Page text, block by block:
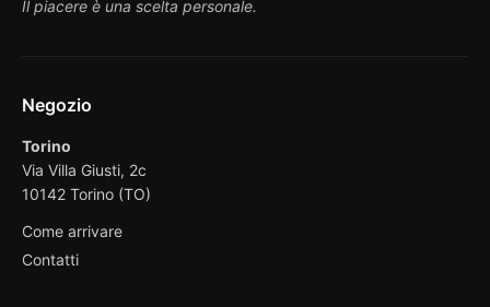
Il piacere è una scelta personale.
Negozio
Torino
Via Villa Giusti, 2c
10142 Torino (TO)
Come arrivare
Contatti